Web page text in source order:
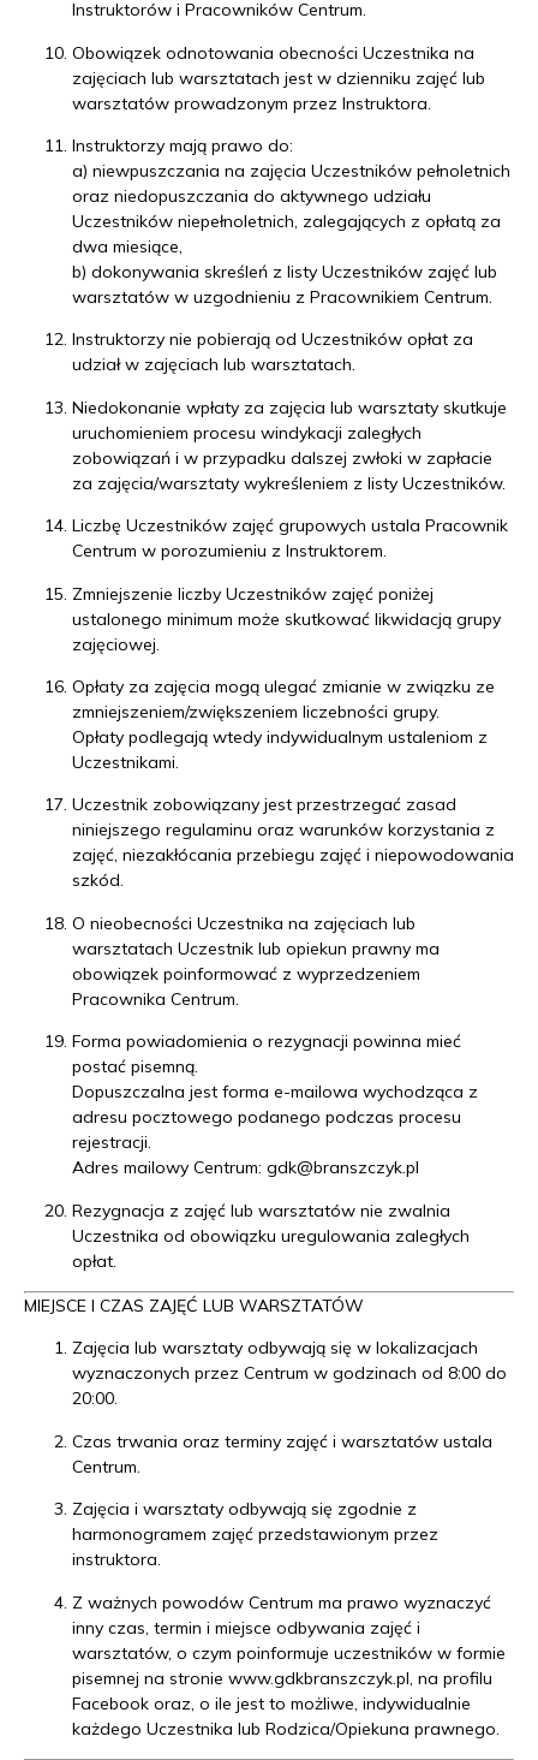
Instruktorów i Pracowników Centrum.
Obowiązek odnotowania obecności Uczestnika na
zajęciach lub warsztatach jest w dzienniku zajęć lub
warsztatów prowadzonym przez Instruktora.
Instruktorzy mają prawo do:
a) niewpuszczania na zajęcia Uczestników pełnoletnich
oraz niedopuszczania do aktywnego udziału
Uczestników niepełnoletnich, zalegających z opłatą za
dwa miesiące,
b) dokonywania skreśleń z listy Uczestników zajęć lub
warsztatów w uzgodnieniu z Pracownikiem Centrum.
Instruktorzy nie pobierają od Uczestników opłat za
udział w zajęciach lub warsztatach.
Niedokonanie wpłaty za zajęcia lub warsztaty skutkuje
uruchomieniem procesu windykacji zaległych
zobowiązań i w przypadku dalszej zwłoki w zapłacie
za zajęcia/warsztaty wykreśleniem z listy Uczestników.
Liczbę Uczestników zajęć grupowych ustala Pracownik
Centrum w porozumieniu z Instruktorem.
Zmniejszenie liczby Uczestników zajęć poniżej
ustalonego minimum może skutkować likwidacją grupy
zajęciowej.
Opłaty za zajęcia mogą ulegać zmianie w związku ze
zmniejszeniem/zwiększeniem liczebności grupy.
Opłaty podlegają wtedy indywidualnym ustaleniom z
Uczestnikami.
Uczestnik zobowiązany jest przestrzegać zasad
niniejszego regulaminu oraz warunków korzystania z
zajęć, niezakłócania przebiegu zajęć i niepowodowania
szkód.
O nieobecności Uczestnika na zajęciach lub
warsztatach Uczestnik lub opiekun prawny ma
obowiązek poinformować z wyprzedzeniem
Pracownika Centrum.
Forma powiadomienia o rezygnacji powinna mieć
postać pisemną.
Dopuszczalna jest forma e-mailowa wychodząca z
adresu pocztowego podanego podczas procesu
rejestracji.
Adres mailowy Centrum: gdk@branszczyk.pl
Rezygnacja z zajęć lub warsztatów nie zwalnia
Uczestnika od obowiązku uregulowania zaległych
opłat.
MIEJSCE I CZAS ZAJĘĆ LUB WARSZTATÓW
Zajęcia lub warsztaty odbywają się w lokalizacjach
wyznaczonych przez Centrum w godzinach od 8:00 do
20:00.
Czas trwania oraz terminy zajęć i warsztatów ustala
Centrum.
Zajęcia i warsztaty odbywają się zgodnie z
harmonogramem zajęć przedstawionym przez
instruktora.
Z ważnych powodów Centrum ma prawo wyznaczyć
inny czas, termin i miejsce odbywania zajęć i
warsztatów, o czym poinformuje uczestników w formie
pisemnej na stronie www.gdkbranszczyk.pl , na profilu
Facebook oraz, o ile jest to możliwe, indywidualnie
każdego Uczestnika lub Rodzica/Opiekuna prawnego.